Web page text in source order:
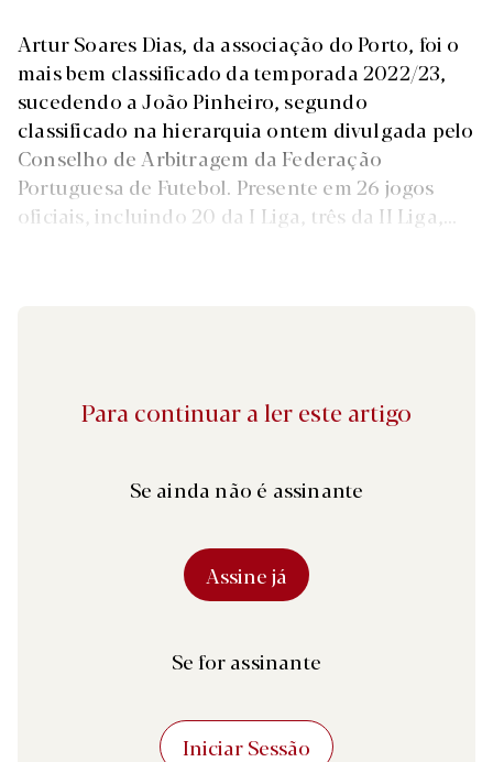
Artur Soares Dias, da associação do Porto, foi o
mais bem classificado da temporada 2022/23,
sucedendo a João Pinheiro, segundo
classificado na hierarquia ontem divulgada pelo
Conselho de Arbitragem da Federação
Portuguesa de Futebol. Presente em 26 jogos
oficiais, incluindo 20 da I Liga, três da II Liga,...
Para continuar a ler este artigo
Se ainda não é assinante
Assine já
Se for assinante
Iniciar Sessão